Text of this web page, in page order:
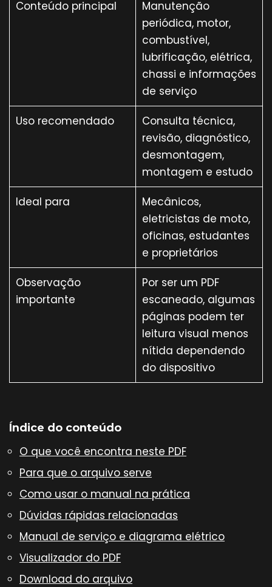
Conteúdo principal
Manutenção
periódica, motor,
combustível,
lubrificação, elétrica,
chassi e informações
de serviço
Uso recomendado
Consulta técnica,
revisão, diagnóstico,
desmontagem,
montagem e estudo
Ideal para
Mecânicos,
eletricistas de moto,
oficinas, estudantes
e proprietários
Observação
importante
Por ser um PDF
escaneado, algumas
páginas podem ter
leitura visual menos
nítida dependendo
do dispositivo
Índice do conteúdo
O que você encontra neste PDF
Para que o arquivo serve
Como usar o manual na prática
Dúvidas rápidas relacionadas
Manual de serviço e diagrama elétrico
Visualizador do PDF
Download do arquivo